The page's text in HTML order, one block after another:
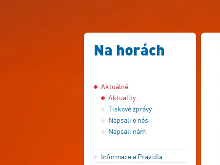
Na horách
Aktuálně
Aktuality
Tiskové zprávy
Napsali o nás
Napsali nám
Informace a Pravidla